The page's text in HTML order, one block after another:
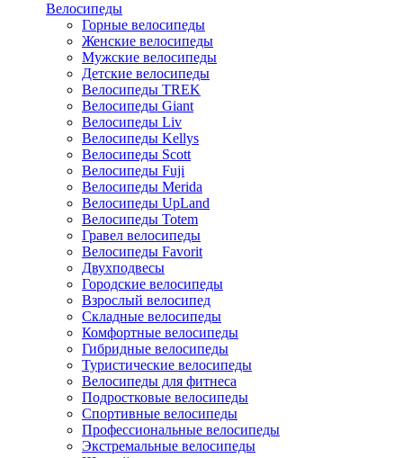
Велосипеды
Горные велосипеды
Женские велосипеды
Мужские велосипеды
Детские велосипеды
Велосипеды TREK
Велосипеды Giant
Велосипеды Liv
Велосипеды Kellys
Велосипеды Scott
Велосипеды Fuji
Велосипеды Merida
Велосипеды UpLand
Велосипеды Totem
Гравел велосипеды
Велосипеды Favorit
Двухподвесы
Городские велосипеды
Взрослый велосипед
Складные велосипеды
Комфортные велосипеды
Гибридные велосипеды
Туристические велосипеды
Велосипеды для фитнеса
Подростковые велосипеды
Спортивные велосипеды
Профессиональные велосипеды
Экстремальные велосипеды